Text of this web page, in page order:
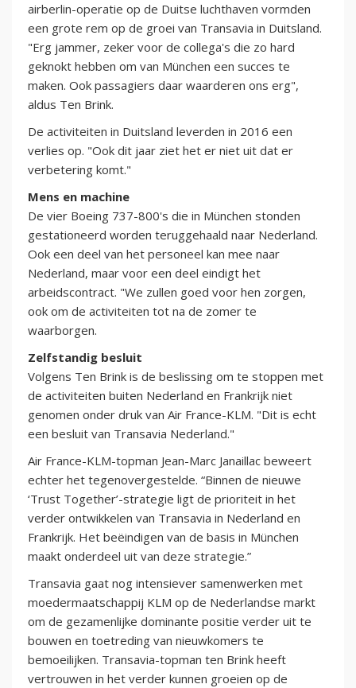
airberlin-operatie op de Duitse luchthaven vormden
een grote rem op de groei van Transavia in Duitsland.
"Erg jammer, zeker voor de collega's die zo hard
geknokt hebben om van München een succes te
maken. Ook passagiers daar waarderen ons erg",
aldus Ten Brink.
De activiteiten in Duitsland leverden in 2016 een
verlies op. "Ook dit jaar ziet het er niet uit dat er
verbetering komt."
Mens en machine
De vier Boeing 737-800's die in München stonden
gestationeerd worden teruggehaald naar Nederland.
Ook een deel van het personeel kan mee naar
Nederland, maar voor een deel eindigt het
arbeidscontract. "We zullen goed voor hen zorgen,
ook om de activiteiten tot na de zomer te
waarborgen.
Zelfstandig besluit
Volgens Ten Brink is de beslissing om te stoppen met
de activiteiten buiten Nederland en Frankrijk niet
genomen onder druk van Air France-KLM. "Dit is echt
een besluit van Transavia Nederland."
Air France-KLM-topman Jean-Marc Janaillac beweert
echter het tegenovergestelde. “Binnen de nieuwe
‘Trust Together’-strategie ligt de prioriteit in het
verder ontwikkelen van Transavia in Nederland en
Frankrijk. Het beëindigen van de basis in München
maakt onderdeel uit van deze strategie.”
Transavia gaat nog intensiever samenwerken met
moedermaatschappij KLM op de Nederlandse markt
om de gezamenlijke dominante positie verder uit te
bouwen en toetreding van nieuwkomers te
bemoeilijken. Transavia-topman ten Brink heeft
vertrouwen in het verder kunnen groeien op de